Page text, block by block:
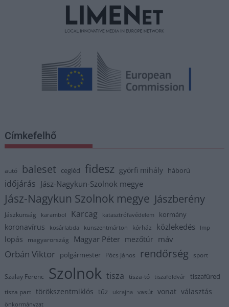
Címkefelhő
autó baleset cegléd fidesz györfi mihály háború
időjárás Jász-Nagykun-Szolnok megye
Jász-Nagykun Szolnok megye Jászberény
Jászkunság karambol Karcag katasztrófavédelem kormány
koronavírus kosárlabda kunszentmárton kórház közlekedés lmp
lopás magyarország Magyar Péter mezőtúr máv
Orbán Viktor polgármester Pócs János rendőrség sport
Szalay Ferenc Szolnok tisza tisza-tó tiszaföldvár tiszafüred
tisza part törökszentmiklós tűz ukrajna vasút vonat választás
önkormányzat